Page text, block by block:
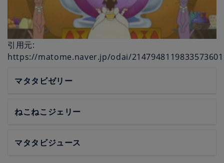
引用元:
https://matome.naver.jp/odai/2147948119833573601
マタタビゼリー
ねこねこジェリー
マタタビジュース